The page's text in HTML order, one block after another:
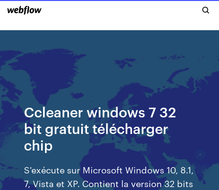
Ccleaner windows 7 32
bit gratuit télécharger
chip
S'exécute sur Microsoft Windows 10, 8.1,
7, Vista et XP. Contient la version 32 bits